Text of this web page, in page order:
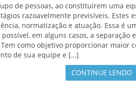
de pessoas, ao constituírem uma
razoavelmente previsíveis. Estes
normatização e atuação. Essa é
em alguns casos, a separação
como objetivo proporcionar maior
de sua equipe e […]
CONTINUE LENDO